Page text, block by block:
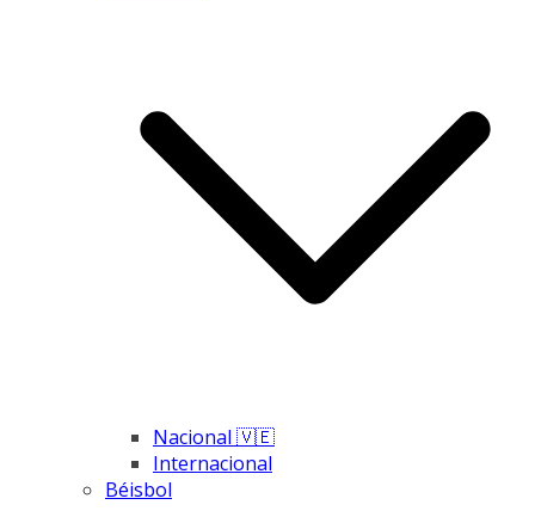
Nacional 🇻🇪
Internacional
Béisbol